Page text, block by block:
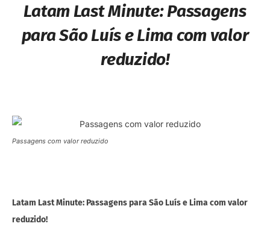
Latam Last Minute: Passagens
para São Luís e Lima com valor
reduzido!
Passagens com valor reduzido
Latam Last Minute: Passagens para São Luís e Lima com valor
reduzido!